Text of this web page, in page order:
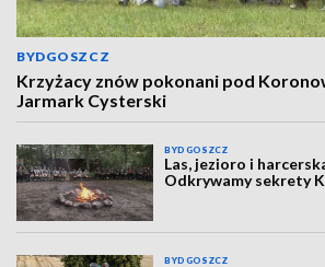
BYDGOSZCZ
Krzyżacy znów pokonani pod
Jarmark Cysterski
BYDGOSZCZ
Las, jezioro i
Odkrywamy sekrety
BYDGOSZCZ